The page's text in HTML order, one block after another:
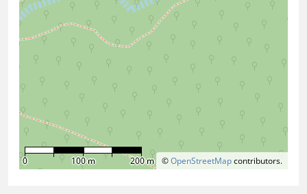
©OpenStreetMapcontributors.
0 100 m 200 m